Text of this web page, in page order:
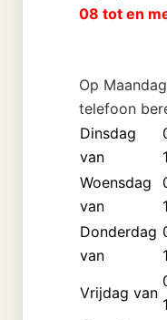
08 tot en
Op
telefoon
Dinsdag
van
Woensdag
van
Donderdag
van
Vrijdag van